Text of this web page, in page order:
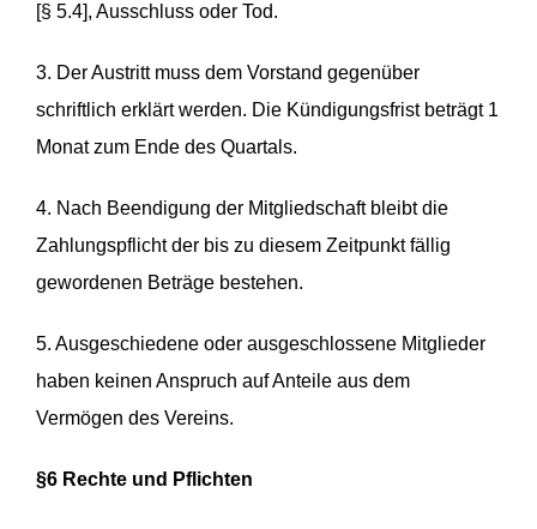
[§ 5.4], Ausschluss oder Tod.
3. Der Austritt muss dem Vorstand gegenüber
schriftlich erklärt werden. Die Kündigungsfrist beträgt 1
Monat zum Ende des Quartals.
4. Nach Beendigung der Mitgliedschaft bleibt die
Zahlungspflicht der bis zu diesem Zeitpunkt fällig
gewordenen Beträge bestehen.
5. Ausgeschiedene oder ausgeschlossene Mitglieder
haben keinen Anspruch auf Anteile aus dem
Vermögen des Vereins.
§6 Rechte und Pflichten